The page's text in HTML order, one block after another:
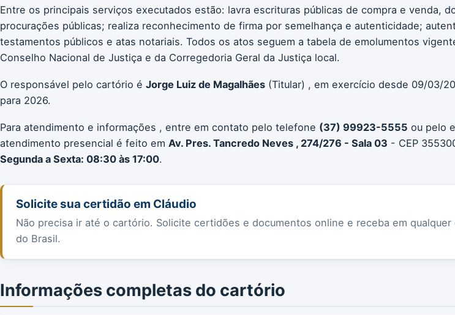
Entre os principais serviços executados estão: lavra escrituras públicas de compra e venda,
procurações públicas; realiza reconhecimento de firma por semelhança e autenticidade;
testamentos públicos e atas notariais. Todos os atos seguem a tabela de emolumentos
Conselho Nacional de Justiça e da Corregedoria Geral da Justiça local.
O responsável pelo cartório é Jorge Luiz de Magalhães (Titular) , em exercício desde 09/03/
para 2026.
Para atendimento e informações , entre em contato pelo telefone (37) 99923-5555 ou pelo
atendimento presencial é feito em Av. Pres. Tancredo Neves , 274/276 - Sala 03 - CEP
Segunda a Sexta: 08:30 às 17:00.
Solicite sua certidão em Cláudio
Não precisa ir até o cartório. Solicite certidões e documentos online e receba em qualquer
do Brasil.
Informações completas do cartório